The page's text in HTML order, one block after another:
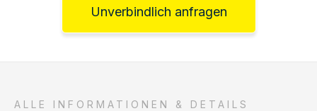
Unverbindlich anfragen
ALLE INFORMATIONEN & DETAILS